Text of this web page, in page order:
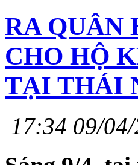
RA QUÂN
CHO HỘ
TẠI THÁI
17:34 09/